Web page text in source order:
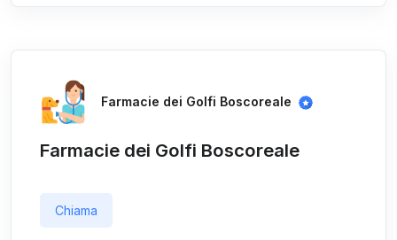
Farmacie dei Golfi Boscoreale
Farmacie dei Golfi Boscoreale
Chiama